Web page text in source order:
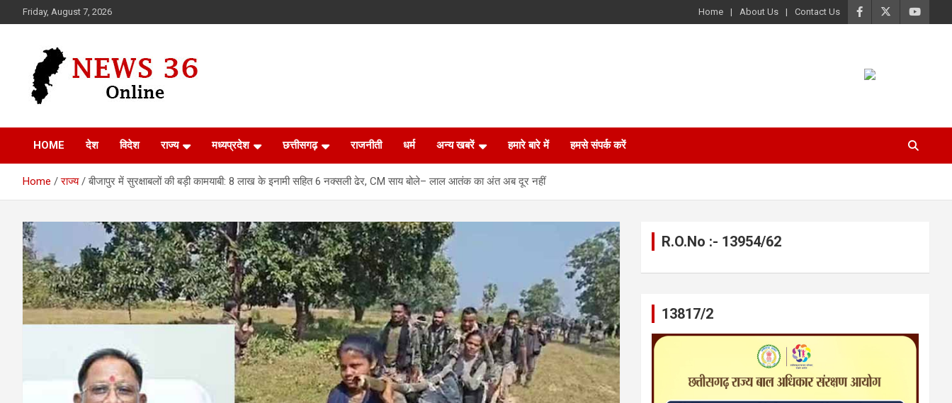
to
Friday, August 7, 2026 Home About Us Contact Us
News 36
HOME देश विदेश राज्य मध्यप्रदेश छत्तीसगढ़ राजनीती धर्म अन्य खबरें हमारे बारे में हमसे संपर्क करें
Home राज्य बीजापुर में सुरक्षाबलों की बड़ी कामयाबी: 8 लाख के इनामी सहित 6 नक्सली ढेर, CM साय बोले– लाल आतंक का अंत अब दूर नहीं
R.O.No :- 13954/62
13817/2